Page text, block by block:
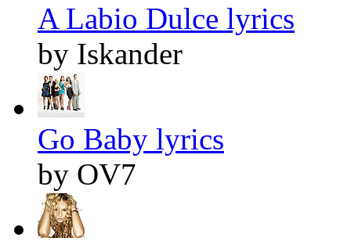
A Labio Dulce lyrics
by Iskander
Go Baby lyrics
by OV7